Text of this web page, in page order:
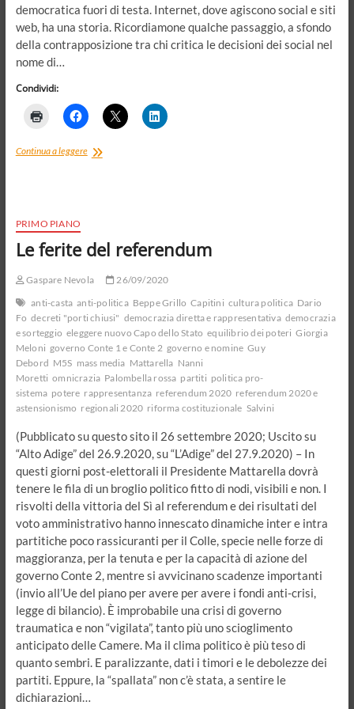
democratica fuori di testa. Internet, dove agiscono social e siti
web, ha una storia. Ricordiamone qualche passaggio, a sfondo
della contrapposizione tra chi critica le decisioni dei social nel
nome di…
Condividi:
Continua a leggereCapitol
medioevo
PRIMO PIANO
Le ferite del referendum
Gaspare Nevola
26/09/2020
anti-casta anti-politica Beppe Grillo Capitini cultura politica Dario
Fo decreti "porti chiusi" democrazia diretta e rappresentativa democrazia
e sorteggio eleggere nuovo Capo dello Stato equilibrio dei poteri Giorgia
Meloni governo Conte 1 e Conte 2 governo e nomine Guy
Debord M5S mass media Mattarella Nanni
Moretti omnicrazia Palombella rossa partiti politica pro-
sistema potere rappresentanza referendum 2020 referendum 2020 e
astensionismo regionali 2020 riforma costituzionale Salvini
(Pubblicato su questo sito il 26 settembre 2020; Uscito su
“Alto Adige” del 26.9.2020, su “L’Adige” del 27.9.2020) – In
questi giorni post-elettorali il Presidente Mattarella dovrà
tenere le fila di un broglio politico fitto di nodi, visibili e non. I
risvolti della vittoria del Sì al referendum e dei risultati del
voto amministrativo hanno innescato dinamiche inter e intra
partitiche poco rassicuranti per il Colle, specie nelle forze di
maggioranza, per la tenuta e per la capacità di azione del
governo Conte 2, mentre si avvicinano scadenze importanti
(invio all’Ue del piano per avere per avere i fondi anti-crisi,
legge di bilancio). È improbabile una crisi di governo
traumatica e non “vigilata”, tanto più uno scioglimento
anticipato delle Camere. Ma il clima politico è più teso di
quanto sembri. E paralizzante, dati i timori e le debolezze dei
partiti. Eppure, la “spallata” non c’è stata, a sentire le
dichiarazioni…